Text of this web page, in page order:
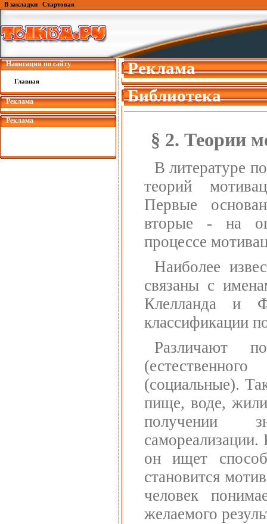
В закладки Стартовая
Навигация по сайту
Главная
Реклама
Реклама
Реклама
Библиотека
§ 2. Теории
В литературе
теорий
Первые
вторые - на
процессе
Наиболее
связаны с
Клелланда и
классификации
Различают
(социальные).
пище, воде,
получении
самореализации.
он ищет
становится
человек
желаемого